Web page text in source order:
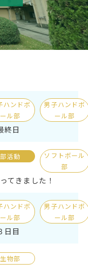
ンフレット
り
皆さんへ
PTA活動
書発行
ハンドボ
ール部
男子ハンドボ
ール部
終日
部活動
ソフトボール
部
てきました！
ハンドボ
ール部
男子ハンドボ
ール部
日目
生物部